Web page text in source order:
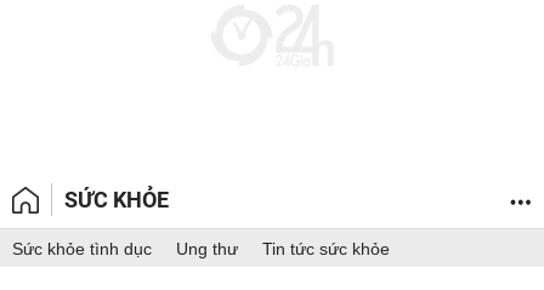
SỨC KHỎE
Sức khỏe tình dục Ung thư Tin tức sức khỏe